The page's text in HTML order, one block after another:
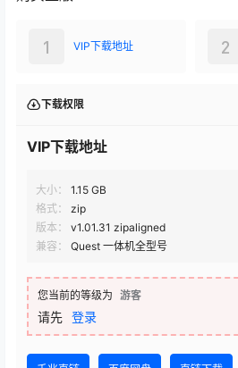
VIP下载地址
1 2
下载权限
VIP下载地址
大小：
1.15 GB
格式：
zip
版本：
v1.01.31 zipaligned
兼容：
Quest 一体机全型号
您当前的等级为 游客
请先 登录